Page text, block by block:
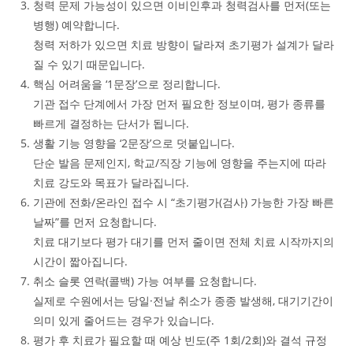
청력 문제 가능성이 있으면 이비인후과 청력검사를 먼저(또는
병행) 예약합니다.
청력 저하가 있으면 치료 방향이 달라져 초기평가 설계가 달라
질 수 있기 때문입니다.
핵심 어려움을 ‘1문장’으로 정리합니다.
기관 접수 단계에서 가장 먼저 필요한 정보이며, 평가 종류를
빠르게 결정하는 단서가 됩니다.
생활 기능 영향을 ‘2문장’으로 덧붙입니다.
단순 발음 문제인지, 학교/직장 기능에 영향을 주는지에 따라
치료 강도와 목표가 달라집니다.
기관에 전화/온라인 접수 시 “초기평가(검사) 가능한 가장 빠른
날짜”를 먼저 요청합니다.
치료 대기보다 평가 대기를 먼저 줄이면 전체 치료 시작까지의
시간이 짧아집니다.
취소 슬롯 연락(콜백) 가능 여부를 요청합니다.
실제로 수원에서는 당일·전날 취소가 종종 발생해, 대기기간이
의미 있게 줄어드는 경우가 있습니다.
평가 후 치료가 필요할 때 예상 빈도(주 1회/2회)와 결석 규정